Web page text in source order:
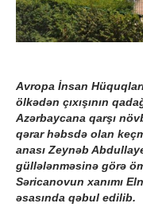
Avropa İnsan
ölkədən çıxışının
Azərbaycana qarşı
qərar həbsdə olan
anası Zeynəb
güllələnməsinə görə
Səricanovun xanımı
əsasında qəbul edilib.